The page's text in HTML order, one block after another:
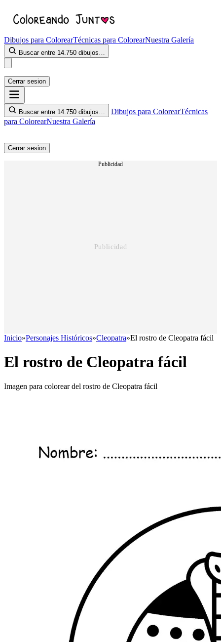
Dibujos para ColorearTécnicas para ColorearNuestra Galería
Buscar entre 14.750 dibujos…
Cerrar sesion
Buscar entre 14.750 dibujos… Dibujos para ColorearTécnicas
para ColorearNuestra Galería
Cerrar sesion
Publicidad
Inicio»Personajes Históricos»Cleopatra»El rostro de Cleopatra fácil
El rostro de Cleopatra fácil
Imagen para colorear del rostro de Cleopatra fácil